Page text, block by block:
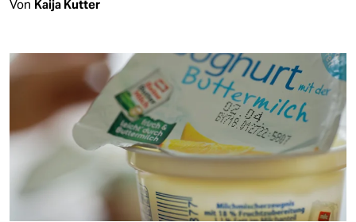
Von Kaija Kutter